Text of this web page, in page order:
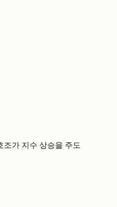
조가 지수 상승을 주도